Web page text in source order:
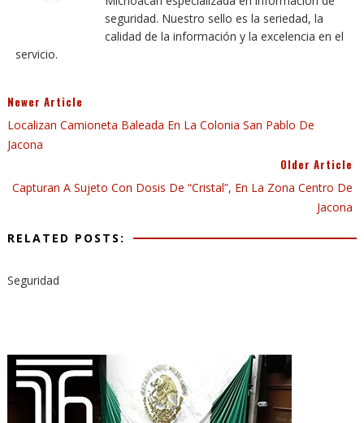
seguridad. Nuestro sello es la seriedad, la
calidad de la información y la excelencia en el
servicio.
Newer Article
Localizan Camioneta Baleada En La Colonia San Pablo De
Jacona
Older Article
Capturan A Sujeto Con Dosis De “cristal”, En La Zona Centro De
Jacona
RELATED POSTS:
Seguridad